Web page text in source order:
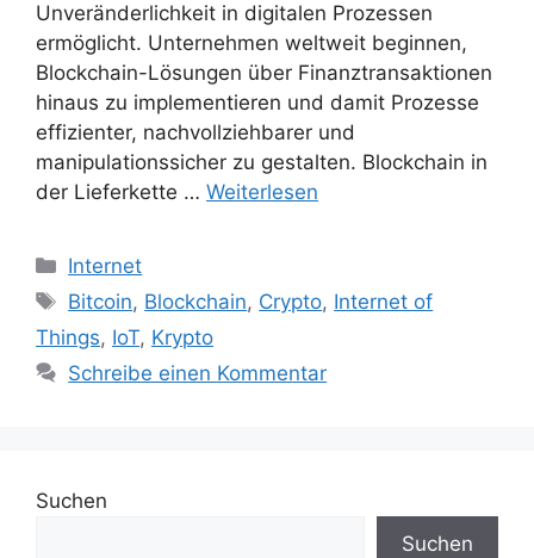
Unveränderlichkeit in digitalen Prozessen
ermöglicht. Unternehmen weltweit beginnen,
Blockchain-Lösungen über Finanztransaktionen
hinaus zu implementieren und damit Prozesse
effizienter, nachvollziehbarer und
manipulationssicher zu gestalten. Blockchain in
der Lieferkette … Weiterlesen
Kategorien
Internet
Schlagwörter
Bitcoin, Blockchain, Crypto, Internet of
Things, IoT, Krypto
Schreibe einen Kommentar
Suchen
Suchen